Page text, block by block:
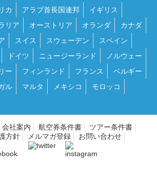
カ アラブ首長国連邦
イギリス
リア オーストリア オランダ
カナダ
スイス スウェーデン
スペイン
ドイツ ニュージーランド
ノルウェー
ー フィンランド フランス
ベルギー
ル マルタ メキシコ
モロッコ
会社案内 航空券条件書
ツアー条件書
方針
メルマガ登録 お問い合わせ